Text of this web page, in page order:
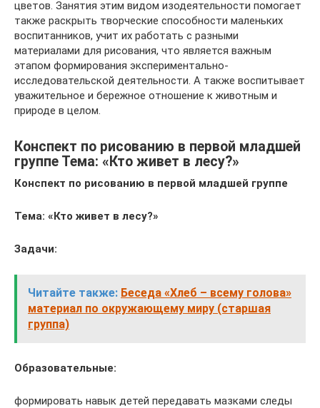
цветов. Занятия этим видом изодеятельности помогает
также раскрыть творческие способности маленьких
воспитанников, учит их работать с разными
материалами для рисования, что является важным
этапом формирования экспериментально-
исследовательской деятельности. А также воспитывает
уважительное и бережное отношение к животным и
природе в целом.
Конспект по рисованию в первой младшей
группе Тема: «Кто живет в лесу?»
Конспект по рисованию в первой младшей группе
Тема: «Кто живет в лесу?»
Задачи:
Читайте также: Беседа «Хлеб – всему голова»
материал по окружающему миру (старшая
группа)
Образовательные:
формировать навык детей передавать мазками следы